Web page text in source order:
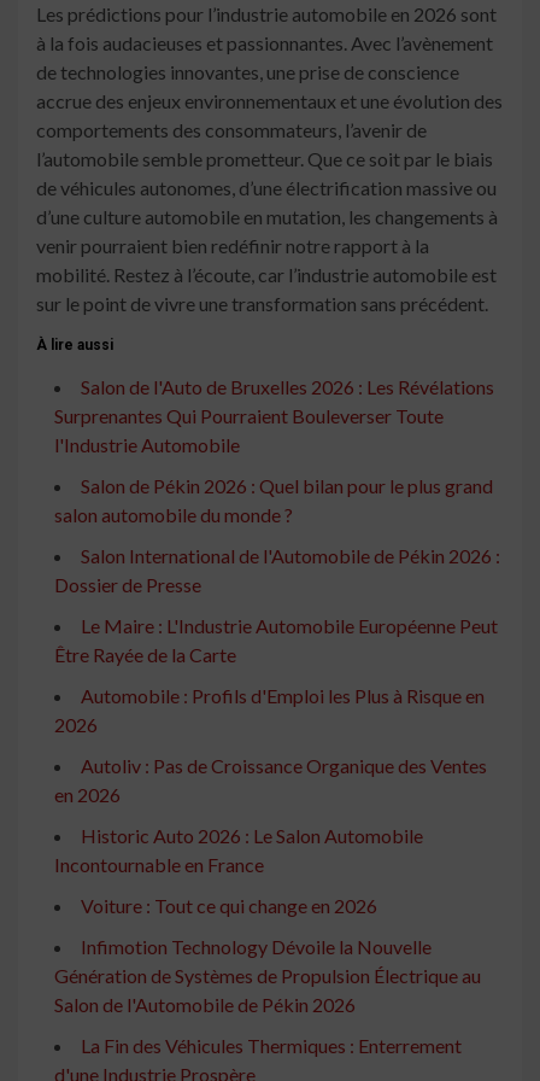
Les prédictions pour l’industrie automobile en 2026 sont
à la fois audacieuses et passionnantes. Avec l’avènement
de technologies innovantes, une prise de conscience
accrue des enjeux environnementaux et une évolution des
comportements des consommateurs, l’avenir de
l’automobile semble prometteur. Que ce soit par le biais
de véhicules autonomes, d’une électrification massive ou
d’une culture automobile en mutation, les changements à
venir pourraient bien redéfinir notre rapport à la
mobilité. Restez à l’écoute, car l’industrie automobile est
sur le point de vivre une transformation sans précédent.
À lire aussi
Salon de l'Auto de Bruxelles 2026 : Les Révélations
Surprenantes Qui Pourraient Bouleverser Toute
l'Industrie Automobile
Salon de Pékin 2026 : Quel bilan pour le plus grand
salon automobile du monde ?
Salon International de l'Automobile de Pékin 2026 :
Dossier de Presse
Le Maire : L'Industrie Automobile Européenne Peut
Être Rayée de la Carte
Automobile : Profils d'Emploi les Plus à Risque en
2026
Autoliv : Pas de Croissance Organique des Ventes
en 2026
Historic Auto 2026 : Le Salon Automobile
Incontournable en France
Voiture : Tout ce qui change en 2026
Infimotion Technology Dévoile la Nouvelle
Génération de Systèmes de Propulsion Électrique au
Salon de l'Automobile de Pékin 2026
La Fin des Véhicules Thermiques : Enterrement
d'une Industrie Prospère